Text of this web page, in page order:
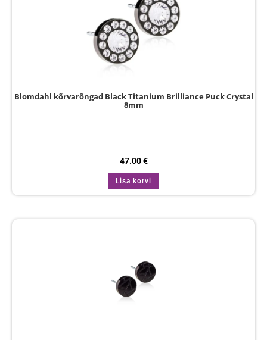
Blomdahl kõrvarõngad Black Titanium Brilliance Puck Crystal
8mm
47.00€
Lisa korvi